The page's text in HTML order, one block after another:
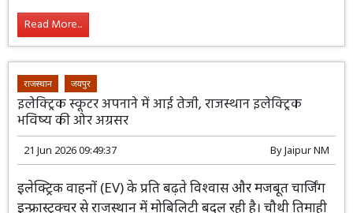
का शारदा कॉरिडोर विकसित किया जा रहा है।
Read More...
राजस्थान जयपुर
इलेक्ट्रिक स्कूटर अपनाने में आई तेजी, राजस्थान इलेक्ट्रिक
भविष्य की ओर अग्रसर
21 Jun 2026 09:49:37 ByJaipur NM
इलेक्ट्रिक वाहनों (EV) के प्रति बढ़ते विश्वास और मजबूत चार्जिंग